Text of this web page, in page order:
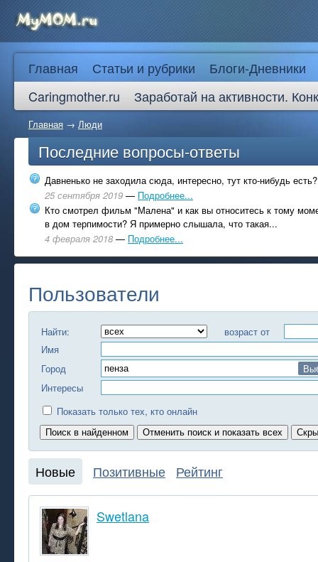
Главная Статьи и рубрики
Блоги-Дневники
Caringmother.ru
Заработай на активности.
Главная → Люди
Последние вопросы-ответы
Давненько не заходила сюда, интересно, тут кто-нибудь есть?
25 сентября 2019 — Подробнее...
Кто смотрел фильм "Малена" и как вы относитесь к тому
в дом терпимости? Я примерно слышала, что такая...
4 февраля 2018 — Подробнее...
Пользователи
Найти:
возраст от
Имя
Город
Интересы
Показать только тех, кто онлайн
Новые Позитивные Рейтинг
Swetlana